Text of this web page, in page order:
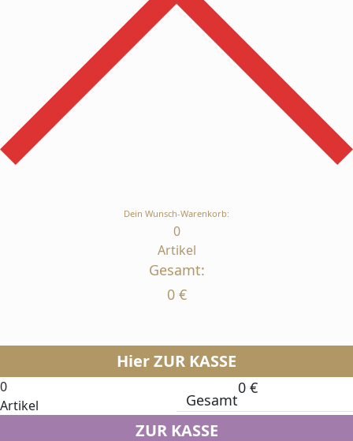
Dein Wunsch-Warenkorb:
0
Artikel
Gesamt:
0 €
Hier ZUR KASSE
0
Artikel
Gesamt
0 €
ZUR KASSE